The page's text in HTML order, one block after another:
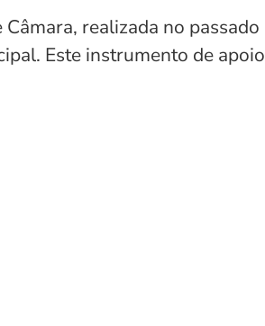
realizada no passado
Este instrumento de apoio